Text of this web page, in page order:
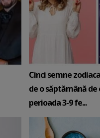
Cinci semne
de o săptămână de
perioada 3-9 fe...